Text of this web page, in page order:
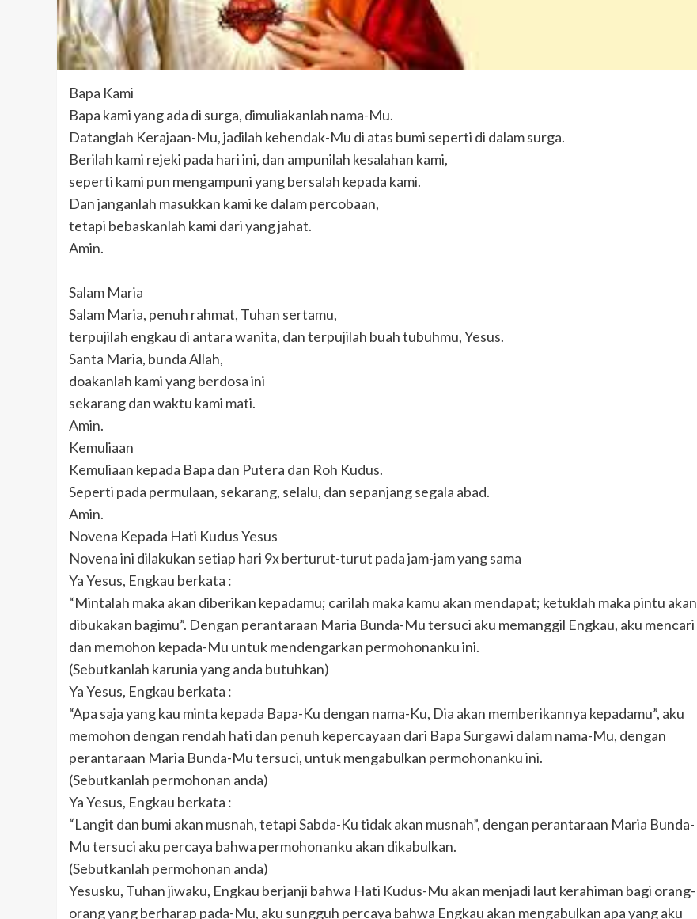
Bapa Kami
Bapa kami yang ada di surga, dimuliakanlah nama-Mu.
Datanglah Kerajaan-Mu, jadilah kehendak-Mu di atas bumi seperti di dalam surga.
Berilah kami rejeki pada hari ini, dan ampunilah kesalahan kami,
seperti kami pun mengampuni yang bersalah kepada kami.
Dan janganlah masukkan kami ke dalam percobaan,
tetapi bebaskanlah kami dari yang jahat.
Amin.
Salam Maria
Salam Maria, penuh rahmat, Tuhan sertamu,
terpujilah engkau di antara wanita, dan terpujilah buah tubuhmu, Yesus.
Santa Maria, bunda Allah,
doakanlah kami yang berdosa ini
sekarang dan waktu kami mati.
Amin.
Kemuliaan
Kemuliaan kepada Bapa dan Putera dan Roh Kudus.
Seperti pada permulaan, sekarang, selalu, dan sepanjang segala abad.
Amin.
Novena Kepada Hati Kudus Yesus
Novena ini dilakukan setiap hari 9x berturut-turut pada jam-jam yang sama
Ya Yesus, Engkau berkata :
“Mintalah maka akan diberikan kepadamu; carilah maka kamu akan mendapat; ketuklah maka pintu akan
dibukakan bagimu”. Dengan perantaraan Maria Bunda-Mu tersuci aku memanggil Engkau, aku mencari
dan memohon kepada-Mu untuk mendengarkan permohonanku ini.
(Sebutkanlah karunia yang anda butuhkan)
Ya Yesus, Engkau berkata :
“Apa saja yang kau minta kepada Bapa-Ku dengan nama-Ku, Dia akan memberikannya kepadamu”, aku
memohon dengan rendah hati dan penuh kepercayaan dari Bapa Surgawi dalam nama-Mu, dengan
perantaraan Maria Bunda-Mu tersuci, untuk mengabulkan permohonanku ini.
(Sebutkanlah permohonan anda)
Ya Yesus, Engkau berkata :
“Langit dan bumi akan musnah, tetapi Sabda-Ku tidak akan musnah”, dengan perantaraan Maria Bunda-
Mu tersuci aku percaya bahwa permohonanku akan dikabulkan.
(Sebutkanlah permohonan anda)
Yesusku, Tuhan jiwaku, Engkau berjanji bahwa Hati Kudus-Mu akan menjadi laut kerahiman bagi orang-
orang yang berharap pada-Mu, aku sungguh percaya bahwa Engkau akan mengabulkan apa yang aku